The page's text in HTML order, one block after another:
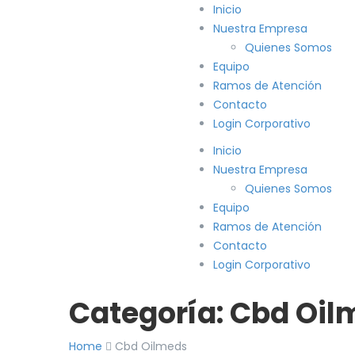
Inicio
Nuestra Empresa
Quienes Somos
Equipo
Ramos de Atención
Contacto
Login Corporativo
Inicio
Nuestra Empresa
Quienes Somos
Equipo
Ramos de Atención
Contacto
Login Corporativo
Categoría: Cbd
Home Cbd Oilmeds